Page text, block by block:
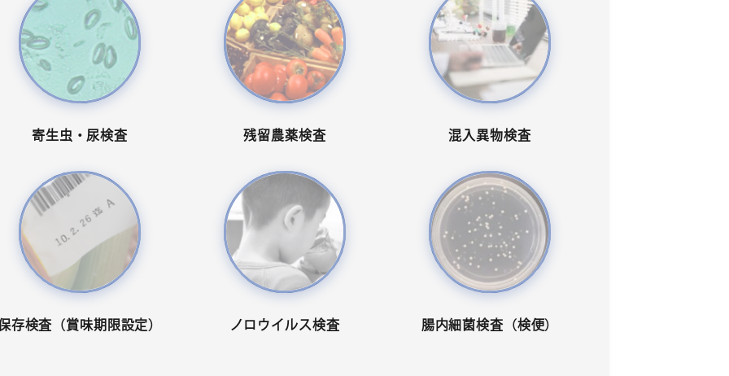
寄生虫・尿検査 残留農薬検査 混入異物検査
存検査（賞味期限設定） ノロウイルス検査 腸内細菌検査（検便）